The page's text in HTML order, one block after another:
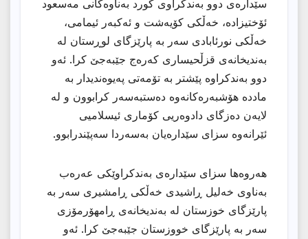
سێدارەی دوو بەندکراوی کورد بەناوەکانی مەسعود
ئۆختیزادە، خەڵکی کۆیەشت و ئەکبەر ئیمامی،
خەڵکی نورئابادی سەر بە پارێزگای لوڕستان لە
بەندیخانەی قزڵحیساری کەرەج جێبەجێ کرا. ئەو
دوو بەندکراوە پێشتر بە تۆمەتی پەیوەندیدار بە
ماددە هۆشبەرەکانەوە دەستبەسەر کرابوون و لە
لایەن دەزگای دادوەریی کۆماری ئیسلامیی
ئێرانەوە سزای سێدارەیان بەسەردا سەپێندرابوو.
هەروەها سزای سێدارەی بەندکراوێکی عەرەب
بەناوی خەلیل ڕاشیدی خەڵکی ڕامشیری سەر بە
پارێزگای خوزستان لە بەندیخانەی ڕامهۆرمۆزی
سەر بە پارێزگای خووزستان جێبەجێ کرا. ئەو